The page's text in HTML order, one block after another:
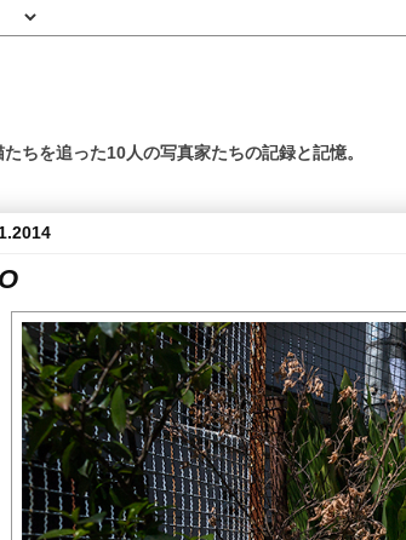
ちを追った10人の写真家たちの記録と記憶。